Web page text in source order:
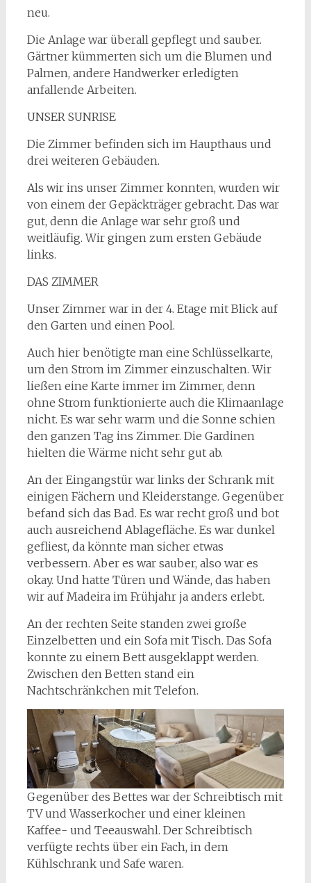
neu.
Die Anlage war überall gepflegt und sauber.
Gärtner kümmerten sich um die Blumen und
Palmen, andere Handwerker erledigten
anfallende Arbeiten.
UNSER SUNRISE
Die Zimmer befinden sich im Haupthaus und
drei weiteren Gebäuden.
Als wir ins unser Zimmer konnten, wurden wir
von einem der Gepäckträger gebracht. Das war
gut, denn die Anlage war sehr groß und
weitläufig. Wir gingen zum ersten Gebäude
links.
DAS ZIMMER
Unser Zimmer war in der 4. Etage mit Blick auf
den Garten und einen Pool.
Auch hier benötigte man eine Schlüsselkarte,
um den Strom im Zimmer einzuschalten. Wir
ließen eine Karte immer im Zimmer, denn
ohne Strom funktionierte auch die Klimaanlage
nicht. Es war sehr warm und die Sonne schien
den ganzen Tag ins Zimmer. Die Gardinen
hielten die Wärme nicht sehr gut ab.
An der Eingangstür war links der Schrank mit
einigen Fächern und Kleiderstange. Gegenüber
befand sich das Bad. Es war recht groß und bot
auch ausreichend Ablagefläche. Es war dunkel
gefliest, da könnte man sicher etwas
verbessern. Aber es war sauber, also war es
okay. Und hatte Türen und Wände, das haben
wir auf Madeira im Frühjahr ja anders erlebt.
An der rechten Seite standen zwei große
Einzelbetten und ein Sofa mit Tisch. Das Sofa
konnte zu einem Bett ausgeklappt werden.
Zwischen den Betten stand ein
Nachtschränkchen mit Telefon.
Gegenüber des Bettes war der Schreibtisch mit
TV und Wasserkocher und einer kleinen
Kaffee- und Teeauswahl. Der Schreibtisch
verfügte rechts über ein Fach, in dem
Kühlschrank und Safe waren.